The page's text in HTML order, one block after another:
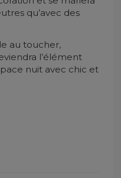
qu’avec des
au toucher,
l’élément
nuit avec chic et